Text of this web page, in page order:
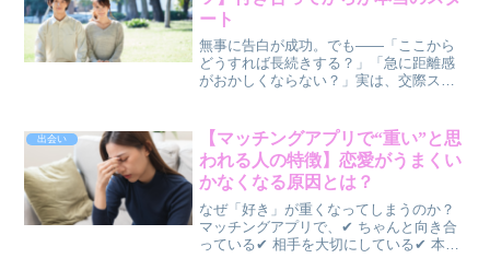
ート
無事に告白が成功。でも――「ここから
どうすれば長続きする？」「急に距離感
がおかしくならない？」実は、交際スタ
ート。この記事では、✅ 交際初期にやる
べきこと✅ 距離感の作...
出会い
【マッチングアプリで“重い”と思
われる人の特徴】恋愛がうまくい
かなくなる原因とは？
なぜ「好き」が重くなってしまうのか？
マッチングアプリで、✔ ちゃんと向き合
っている✔ 相手を大切にしている✔ 本気